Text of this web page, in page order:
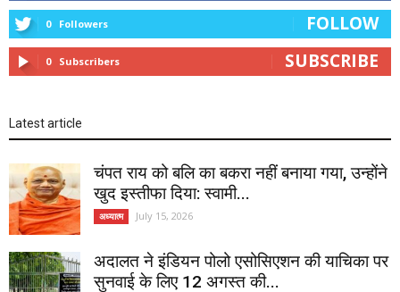
0 Followers FOLLOW
0 Subscribers SUBSCRIBE
Latest article
चंपत राय को बलि का बकरा नहीं बनाया गया, उन्होंने
खुद इस्तीफा दिया: स्वामी...
अध्यात्म July 15, 2026
अदालत ने इंडियन पोलो एसोसिएशन की याचिका पर
सुनवाई के लिए 12 अगस्त की...